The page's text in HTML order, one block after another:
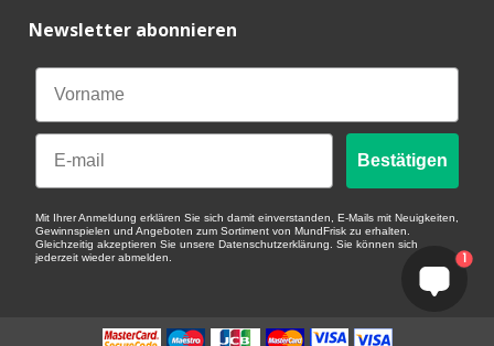
Newsletter abonnieren
Email
Bestätigen
Mit Ihrer Anmeldung erklären Sie sich damit einverstanden, E-Mails mit Neuigkeiten,
Gewinnspielen und Angeboten zum Sortiment von MundFrisk zu erhalten.
Gleichzeitig akzeptieren Sie unsere Datenschutzerklärung. Sie können sich
jederzeit wieder abmelden.
1